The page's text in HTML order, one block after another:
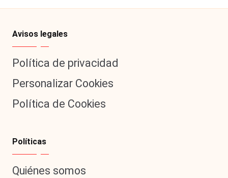
Avisos legales
Política de privacidad
Personalizar Cookies
Política de Cookies
Políticas
Quiénes somos